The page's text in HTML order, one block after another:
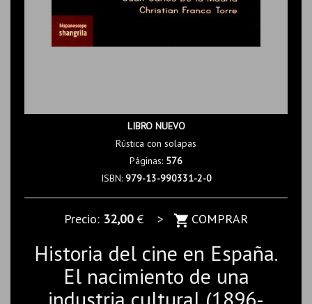
LIBRO NUEVO
Rústica con solapas
Páginas: 576
ISBN: 979-13-990331-2-0
Precio: 32,00€ > COMPRAR
Historia del cine en España.
El nacimiento de una
industria cultural (1896-